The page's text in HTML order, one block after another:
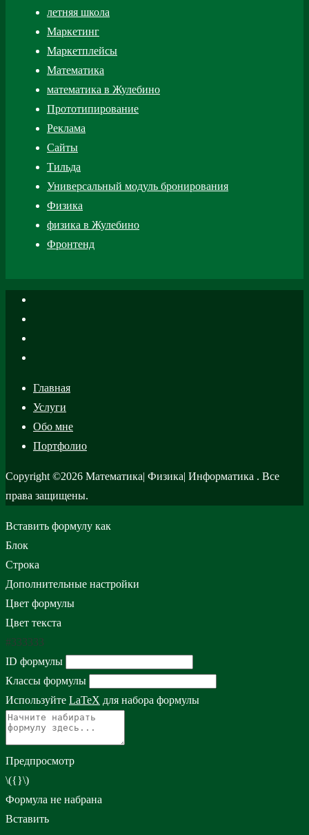
летняя школа
Маркетинг
Маркетплейсы
Математика
математика в Жулебино
Прототипирование
Реклама
Сайты
Тильда
Универсальный модуль бронирования
Физика
физика в Жулебино
Фронтенд
Главная
Услуги
Обо мне
Портфолио
Copyright ©2026 Математика| Физика| Информатика . Все
права защищены.
Вставить формулу как
Блок
Строка
Дополнительные настройки
Цвет формулы
Цвет текста
#333333
ID формулы
Классы формулы
Используйте LaTeX для набора формулы
Предпросмотр
\({}\)
Формула не набрана
Вставить